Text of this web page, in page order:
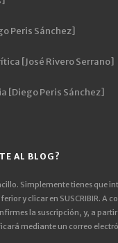
Peris Sánchez]
[José Rivero Serrano]
[Diego Peris Sánchez]
AL BLOG?
Simplemente tienes que
y clicar en SUSCRIBIR. A
la suscripción, y, a
mediante un correo